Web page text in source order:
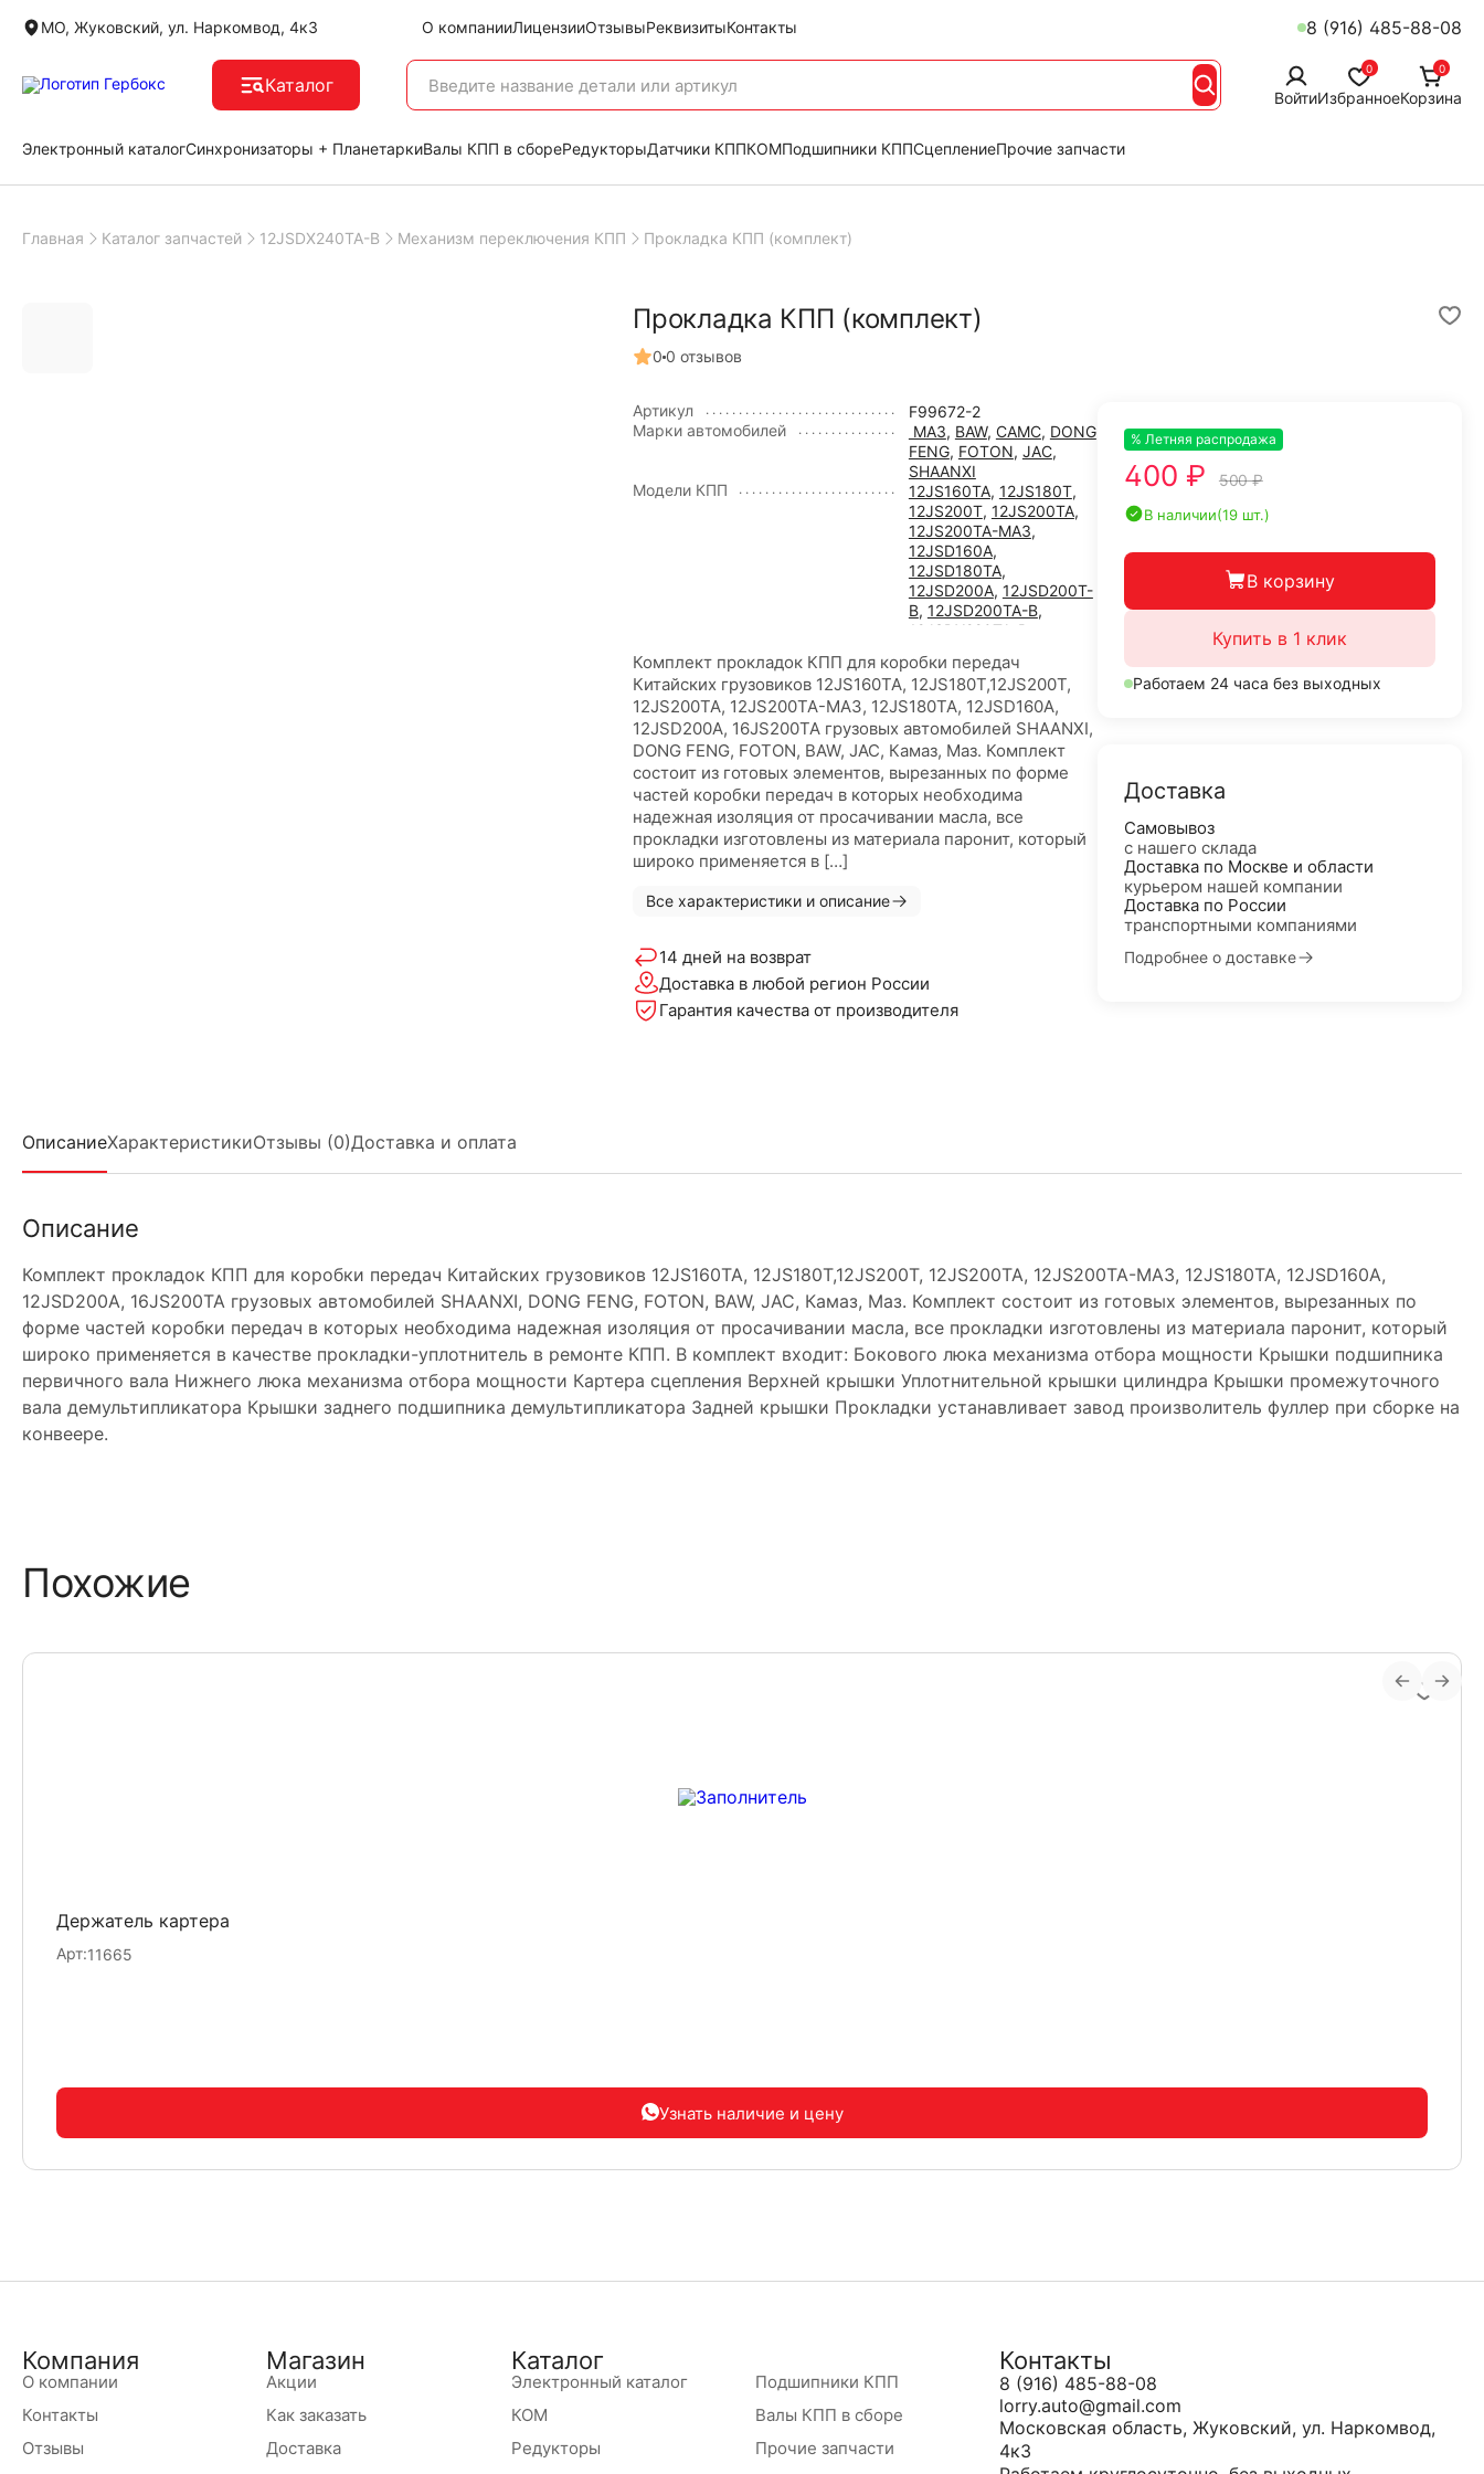
МО, Жуковский, ул. Наркомвод, 4к3 О компанииЛицензииОтзывыРеквизитыКонтакты 8 (916) 485-88-08
Каталог
Войти
0
Избранное
0
Корзина
Электронный каталогСинхронизаторы + ПланетаркиВалы КПП в сбореРедукторыДатчики КППКОМПодшипники КППСцеплениеПрочие запчасти
Главная Каталог запчастей 12JSDX240TA-B Механизм переключения КПП Прокладка КПП (комплект)
Прокладка КПП (комплект)
0 0 отзывов
Артикул
F99672-2
Марки автомобилей
МАЗ, BAW, CAMC, DONG
FENG, FOTON, JAC,
SHAANXI
Модели КПП
12JS160TA, 12JS180T,
12JS200T, 12JS200TA,
12JS200TA-МАЗ,
12JSD160A,
12JSD180TA,
12JSD200A, 12JSD200T-
B, 12JSD200TA-B,
12JSDX220TA-B
ретардер,
12JSDX240TA-B,
12JSDX240TA-B под
ретардер,16JS200TA,
16JSD200TA
Комплект прокладок КПП для коробки передач
Китайских грузовиков 12JS160TA, 12JS180T,12JS200T,
12JS200TA, 12JS200TA-МАЗ, 12JS180TA, 12JSD160A,
12JSD200A, 16JS200TA грузовых автомобилей SHAANXI,
DONG FENG, FOTON, BAW, JAC, Камаз, Маз. Комплект
состоит из готовых элементов, вырезанных по форме
частей коробки передач в которых необходима
надежная изоляция от просачивании масла, все
прокладки изготовлены из материала паронит, который
широко применяется в […]
Все характеристики и описание
14 дней на возврат
Доставка в любой регион России
Гарантия качества от производителя
% Летняя распродажа
400 ₽ 500 ₽
В наличии(19 шт.)
В корзину
Купить в 1 клик
Работаем 24 часа без выходных
Доставка
Самовывоз
с нашего склада
Доставка по Москве и области
курьером нашей компании
Доставка по России
транспортными компаниями
Подробнее о доставке
ОписаниеХарактеристикиОтзывы (0)Доставка и оплата
Описание
Комплект прокладок КПП для коробки передач Китайских грузовиков 12JS160TA, 12JS180T,12JS200T, 12JS200TA, 12JS200TA-МАЗ, 12JS180TA, 12JSD160A,
12JSD200A, 16JS200TA грузовых автомобилей SHAANXI, DONG FENG, FOTON, BAW, JAC, Камаз, Маз. Комплект состоит из готовых элементов, вырезанных по
форме частей коробки передач в которых необходима надежная изоляция от просачивании масла, все прокладки изготовлены из материала паронит, который
широко применяется в качестве прокладки-уплотнитель в ремонте КПП. В комплект входит: Бокового люка механизма отбора мощности Крышки подшипника
первичного вала Нижнего люка механизма отбора мощности Картера сцепления Верхней крышки Уплотнительной крышки цилиндра Крышки промежуточного
вала демультипликатора Крышки заднего подшипника демультипликатора Задней крышки Прокладки устанавливает завод произволитель фуллер при сборке на
конвеере.
Похожие
Держатель картера
Арт:11665
Узнать наличие и цену
Компания
О компании
Контакты
Отзывы
Магазин
Акции
Как заказать
Доставка
Каталог
Электронный каталог
КОМ
Редукторы
Подшипники КПП
Валы КПП в сборе
Прочие запчасти
Контакты
8 (916) 485-88-08
lorry.auto@gmail.com
Московская область, Жуковский, ул. Наркомвод,
4к3